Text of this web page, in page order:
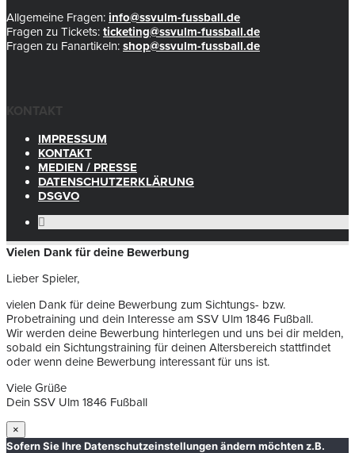
Allgemeine Fragen: info@ssvulm-fussball.de
Fragen zu Tickets: ticketing@ssvulm-fussball.de
Fragen zu Fanartikeln: shop@ssvulm-fussball.de
KONTAKT
IMPRESSUM
KONTAKT
MEDIEN / PRESSE
DATENSCHUTZERKLÄRUNG
DSGVO
Vielen Dank für deine Bewerbung
Lieber Spieler,
vielen Dank für deine Bewerbung zum Sichtungs- bzw.
Probetraining und dein Interesse am SSV Ulm 1846 Fußball.
Wir werden deine Bewerbung hinterlegen und uns bei dir melden,
sobald ein Sichtungstraining für deinen Altersbereich stattfindet
oder wenn deine Bewerbung interessant für uns ist.
Viele Grüße
Dein SSV Ulm 1846 Fußball
×
Sofern Sie Ihre Datenschutzeinstellungen ändern möchten z.B.